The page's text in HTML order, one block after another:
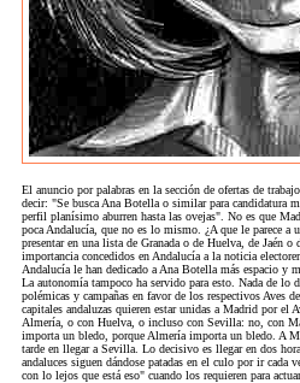
El anuncio por palabras en la sección de ofertas de
decir: "Se busca Ana Botella o similar para candidatura
perfil planísimo aburren hasta las ovejas". No es que
poca Andalucía, que no es lo mismo. ¿A que le parece a
presentar en una lista de Granada o de Huelva, de Jaén
importancia concedidos en Andalucía a la noticia
Andalucía le han dedicado a Ana Botella más espacio y
La autonomía tampoco ha servido para esto. Nada de lo
polémicas y campañas en favor de los respectivos Aves
capitales andaluzas quieren estar unidas a Madrid por el
Almería, o con Huelva, o incluso con Sevilla: no, con
importa un bledo, porque Almería importa un bledo. A
tarde en llegar a Sevilla. Lo decisivo es llegar en dos
andaluces siguen dándose patadas en el culo por ir
con lo lejos que está eso" cuando los requieren para actuar